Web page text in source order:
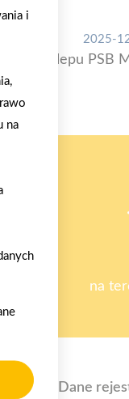
2025-
sklepu PSB
na
Dane
i
na